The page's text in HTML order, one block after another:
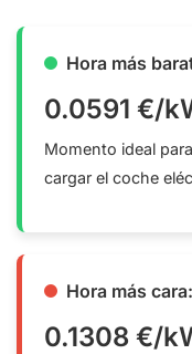
Hora más
0.0591 €/
Momento ideal
cargar el coche
Hora más cara:
0.1308 €/